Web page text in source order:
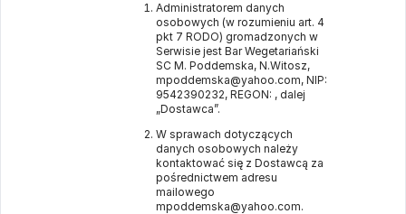
Administratorem danych
osobowych (w rozumieniu art. 4
pkt 7 RODO) gromadzonych w
Serwisie jest Bar Wegetariański
SC M. Poddemska, N.Witosz,
mpoddemska@yahoo.com, NIP:
9542390232, REGON: , dalej
„Dostawca”.
W sprawach dotyczących
danych osobowych należy
kontaktować się z Dostawcą za
pośrednictwem adresu
mailowego
mpoddemska@yahoo.com.